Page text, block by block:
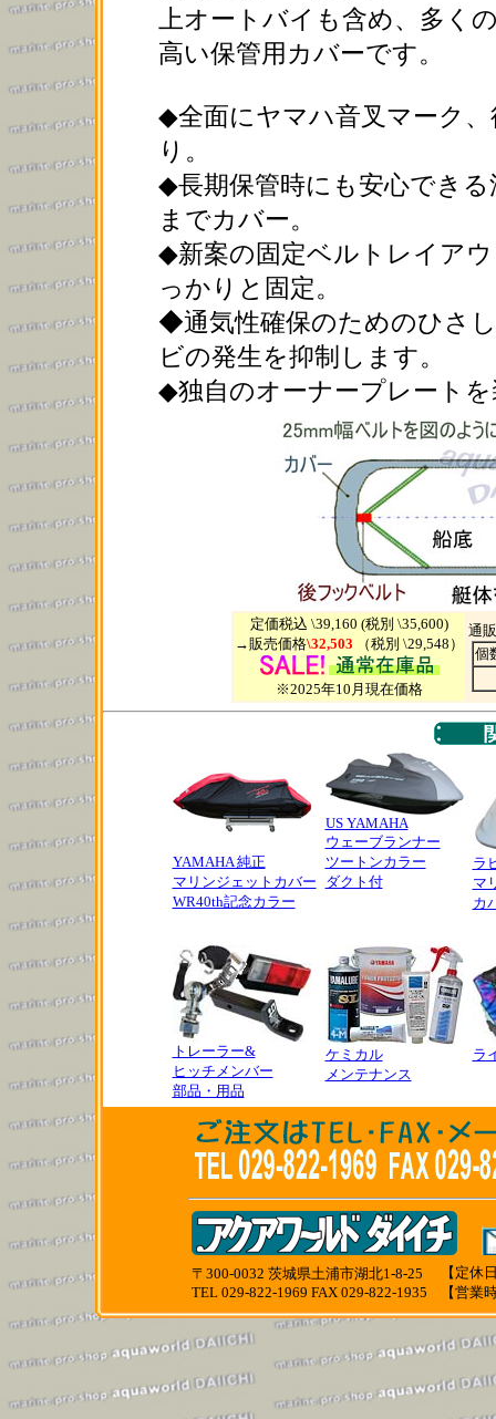
上オートバイも含め、多く
高い保管用カバーです。
◆全面にヤマハ音叉マーク
り。
◆長期保管時にも安心でき
までカバー。
◆新案の固定ベルトレイア
っかりと固定。
◆通気性確保のためのひさ
ビの発生を抑制します。
◆独自のオーナープレート
定価税込 \39,160 (税別 \35,600)
→販売価格\32,503 （税別 \29,548）
※2025年10月現在価格
通
個
YAMAHA 純正
マリンジェットカバー
WR40th記念カラー
US YAMAHA
ウェーブランナー
ツートンカラー
ダクト付
ラ
マ
カ
トレーラー&
ヒッチメンバー
部品・用品
ケミカル
メンテナンス
ラ
〒300-0032 茨城県土浦市湖北1-8-25
TEL 029-822-1969 FAX 029-822-1935
【定休
【営業